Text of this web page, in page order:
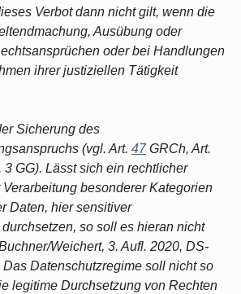
Verbot dann nicht gilt, wenn die
Ausübung oder
oder bei Handlungen
ihrer justiziellen Tätigkeit
Sicherung des
(vgl. Art. 47GRCh, Art.
3 GG). Lässt sich ein rechtlicher
besonderer Kategorien
Daten, hier sensitiver
so soll es hieran nicht
Weichert, 3. Aufl. 2020, DS-
Das Datenschutzregime soll nicht so
legitime Durchsetzung von Rechten